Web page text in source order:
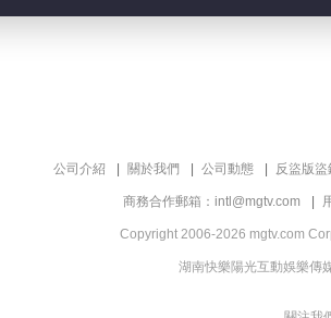
公司介紹 關於我們 公司動態 反盜版盜
商務合作郵箱：intl@mgtv.com
Copyright 2006-2026 mgtv.com
湖南快樂陽光互動娛樂傳